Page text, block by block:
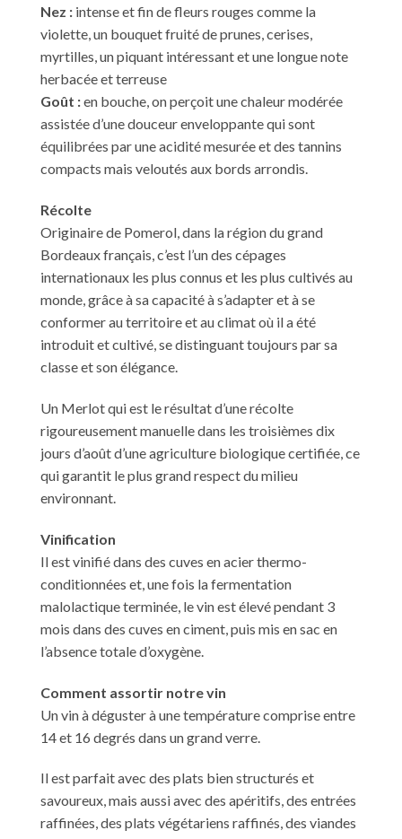
Nez : intense et fin de fleurs rouges comme la
violette, un bouquet fruité de prunes, cerises,
myrtilles, un piquant intéressant et une longue note
herbacée et terreuse
Goût :en bouche, on perçoit une chaleur modérée
assistée d’une douceur enveloppante qui sont
équilibrées par une acidité mesurée et des tannins
compacts mais veloutés aux bords arrondis.
Récolte
Originaire de Pomerol, dans la région du grand
Bordeaux français, c’est l’un des cépages
internationaux les plus connus et les plus cultivés au
monde, grâce à sa capacité à s’adapter et à se
conformer au territoire et au climat où il a été
introduit et cultivé, se distinguant toujours par sa
classe et son élégance.
Un Merlot qui est le résultat d’une récolte
rigoureusement manuelle dans les troisièmes dix
jours d’août d’une agriculture biologique certifiée, ce
qui garantit le plus grand respect du milieu
environnant.
Vinification
Il est vinifié dans des cuves en acier thermo-
conditionnées et, une fois la fermentation
malolactique terminée, le vin est élevé pendant 3
mois dans des cuves en ciment, puis mis en sac en
l’absence totale d’oxygène.
Comment assortir notre vin
Un vin à déguster à une température comprise entre
14 et 16 degrés dans un grand verre.
Il est parfait avec des plats bien structurés et
savoureux, mais aussi avec des apéritifs, des entrées
raffinées, des plats végétariens raffinés, des viandes